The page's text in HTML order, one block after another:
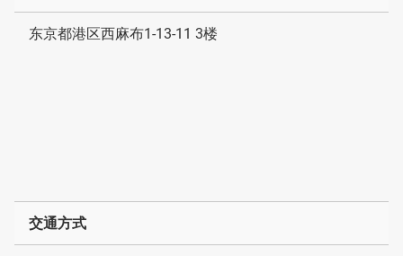
东京都港区西麻布1-13-11 3楼
交通方式